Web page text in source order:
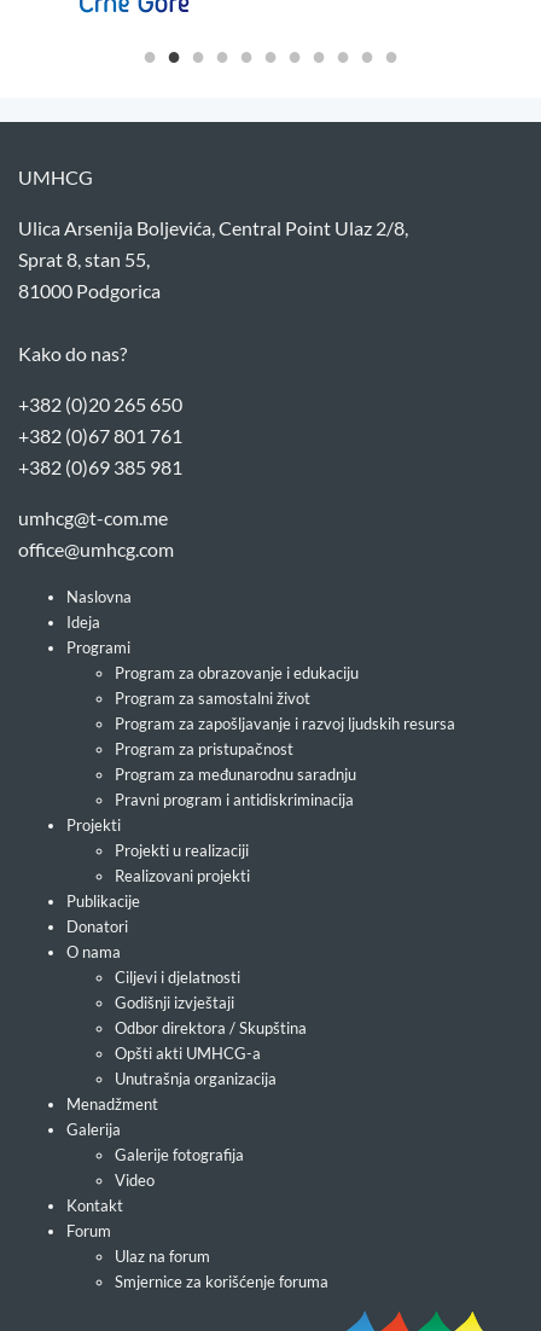
UMHCG
Ulica Arsenija Boljevića, Central Point Ulaz 2/8,
Sprat 8, stan 55,
81000 Podgorica
Kako do nas?
+382 (0)20 265 650
+382 (0)67 801 761
+382 (0)69 385 981
umhcg@t-com.me
office@umhcg.com
Naslovna
Ideja
Programi
Program za obrazovanje i edukaciju
Program za samostalni život
Program za zapošljavanje i razvoj ljudskih resursa
Program za pristupačnost
Program za međunarodnu saradnju
Pravni program i antidiskriminacija
Projekti
Projekti u realizaciji
Realizovani projekti
Publikacije
Donatori
O nama
Ciljevi i djelatnosti
Godišnji izvještaji
Odbor direktora / Skupština
Opšti akti UMHCG-a
Unutrašnja organizacija
Menadžment
Galerija
Galerije fotografija
Video
Kontakt
Forum
Ulaz na forum
Smjernice za korišćenje foruma